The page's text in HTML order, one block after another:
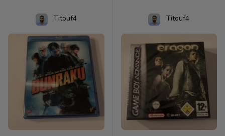
Titouf4 Titouf4